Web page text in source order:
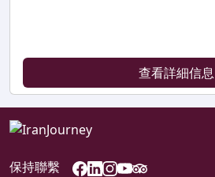
查看詳細信息
保持聯繫